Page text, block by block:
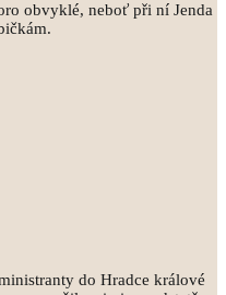
obvyklé, neboť při ní Jenda
do Hradce králové